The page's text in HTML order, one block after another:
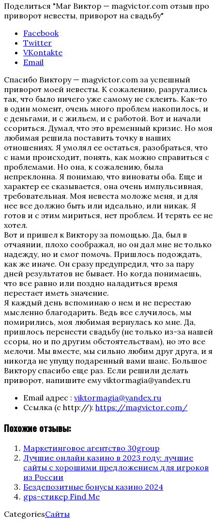
Поделиться "Маг Виктор — magvictor.com отзыв про
приворот невесты, приворот на свадьбу"
Facebook
Twitter
VKontakte
Email
Спасибо Виктору — magvictor.com за успешный
приворот моей невесты. К сожалению, разругались
так, что было ничего уже самому не склеить. Как-то
в один момент, очень много проблем накопилось, и
с деньгами, и с жильем, и с работой. Вот и начали
ссориться. Думал, что это временный кризис. Но моя
любимая решила поставить точку в наших
отношениях. Я умолял ее остаться, разобраться, что
с нами происходит, понять, как можно справиться с
проблемами. Но она, к сожалению, была
непреклонна. Я понимаю, что виноваты оба. Еще и
характер ее сказывается, она очень импульсивная,
требовательная. Моя невеста моложе меня, и для
нее все должно быть или идеально, или никак. Я
готов и с этим мириться, нет проблем. И терять ее не
хотел.
Вот и пришел к Виктору за помощью. Да, был в
отчаянии, плохо соображал, но он дал мне не только
надежду, но и смог помочь. Пришлось подождать,
как же иначе. Он сразу предупредил, что за пару
дней результатов не бывает. Но когда понимаешь,
что все равно или поздно наладиться время
перестает иметь значение.
Я каждый день вспоминаю о нем и не перестаю
мысленно благодарить. Ведь все случилось, мы
помирились, моя любимая вернулась ко мне. Да,
пришлось перенести свадьбу (не только из-за нашей
ссоры, но и по другим обстоятельствам), но это все
мелочи. Мы вместе, мы сильно любим друг друга, и я
никогда не упущу подаренный вами шанс. Большое
Виктору спасибо еще раз. Если решили делать
приворот, напишите ему viktormagia@yandex.ru
Email адрес : viktormagia@yandex.ru
Ссылка (с http://): https://magvictor.com/
Похожие отзывы:
Маркетинговое агентство 30group
Лучшие онлайн казино в 2023 году: лучшие
сайты с хорошими предложением для игроков
из России
Бездепозитные бонусы казино 2024
gps-стикер Find Me
CategoriesСайты